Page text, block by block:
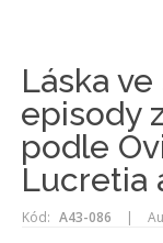
Láska
episody
podle
Lucretia
Kód: A43-086 |